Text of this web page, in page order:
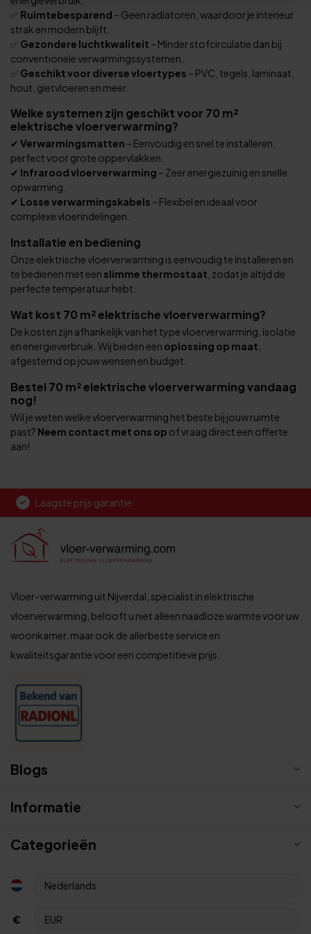
✅ Ruimtebesparend – Geen radiatoren, waardoor je interieur
strak en modern blijft.
✅ Gezondere luchtkwaliteit – Minder stofcirculatie dan bij
conventionele verwarmingssystemen.
✅ Geschikt voor diverse vloertypes – PVC, tegels, laminaat,
hout, gietvloeren en meer.
Welke systemen zijn geschikt voor 70 m²
elektrische vloerverwarming?
✔ Verwarmingsmatten – Eenvoudig en snel te installeren,
perfect voor grote oppervlakken.
✔ Infrarood vloerverwarming – Zeer energiezuinig en snelle
opwarming.
✔ Losse verwarmingskabels – Flexibel en ideaal voor
complexe vloerindelingen.
Installatie en bediening
Onze elektrische vloerverwarming is eenvoudig te installeren en
te bedienen met een slimme thermostaat , zodat je altijd de
perfecte temperatuur hebt.
Wat kost 70 m² elektrische vloerverwarming?
De kosten zijn afhankelijk van het type vloerverwarming, isolatie
en energieverbruik. Wij bieden een oplossing op maat
afgestemd op jouw wensen en budget.
Bestel 70 m² elektrische vloerverwarming vandaag
nog!
Wil je weten welke vloerverwarming het beste bij jouw ruimte
past? Neem contact met ons op of vraag direct een offerte
aan!
Laagste prijs garantie
Vloer-verwarming uit Nijverdal, specialist in elektrische
vloerverwarming, belooft u niet alleen naadloze warmte voor uw
woonkamer, maar ook de allerbeste service en
kwaliteitsgarantie voor een competitieve prijs.
Blogs
Informatie
Categorieën
€